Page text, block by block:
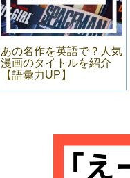
あの名作を英語で？人気
漫画のタイトルを紹介
【語彙力UP】